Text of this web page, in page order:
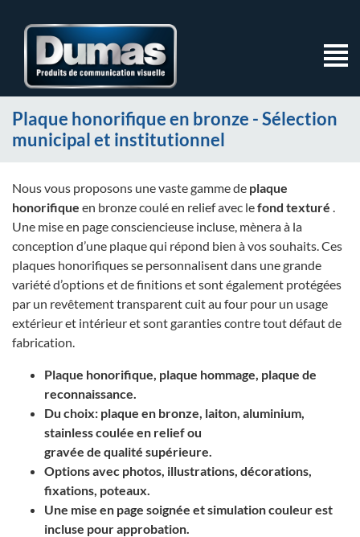
Plaque honorifique en bronze - Sélection
municipal et institutionnel
Nous vous proposons une vaste gamme de plaque
honorifique en bronze coulé en relief avec lefond texturé .
Une mise en page consciencieuse incluse, mènera à la
conception d’une plaque qui répond bien à vos souhaits. Ces
plaques honorifiques se personnalisent dans une grande
variété d’options et de finitions et sont également protégées
par un revêtement transparent cuit au four pour un usage
extérieur et intérieur et sont garanties contre tout défaut de
fabrication.
Plaque honorifique, plaque hommage, plaque de
reconnaissance.
Du choix: plaque en bronze, laiton, aluminium,
stainless coulée en relief ou
gravée de qualité supérieure.
Options avec photos, illustrations, décorations,
fixations, poteaux.
Une mise en page soignée et simulation couleur est
incluse pour approbation.